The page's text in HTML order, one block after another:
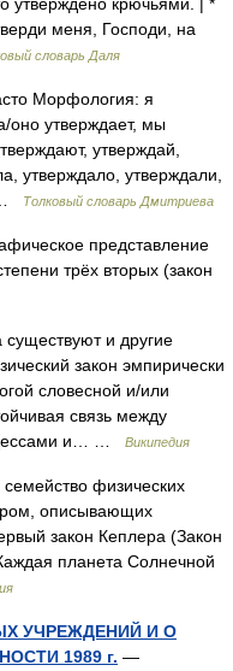
меня, Господи, на
словарь Даля
Морфология: я
оно утверждает, мы
утверждай,
утверждало, утверждали,
Толковый словарь Дмитриева
представление
трёх вторых (закон
и другие
закон эмпирически
словесной и/или
связь между
и… …
Википедия
физических
описывающих
закон Кеплера (Закон
планета Солнечной
УЧРЕЖДЕНИЙ И О
1989 г. —